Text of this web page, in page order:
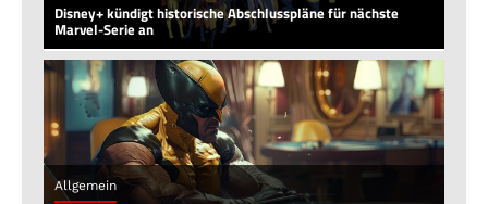
Disney+ kündigt historische Abschlusspläne für nächste
Marvel-Serie an
Allgemein